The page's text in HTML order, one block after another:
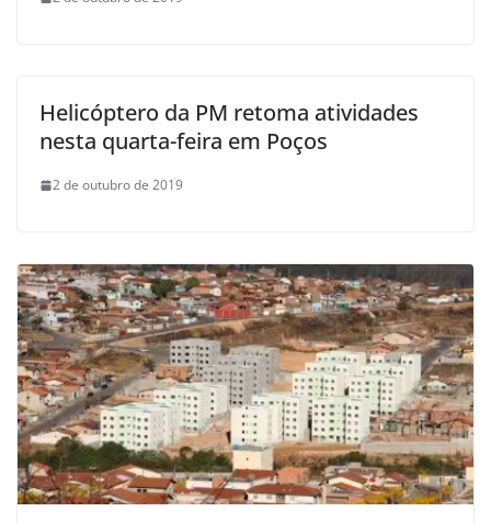
Helicóptero da PM retoma atividades
nesta quarta-feira em Poços
2 de outubro de 2019